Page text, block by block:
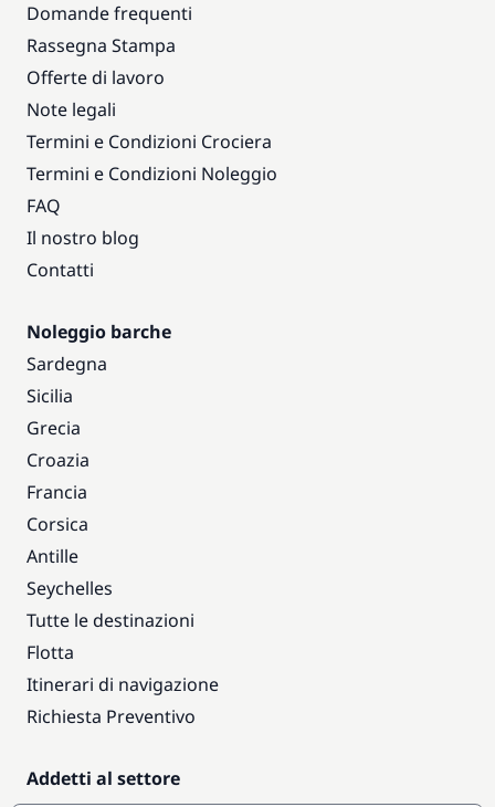
Domande frequenti
Rassegna Stampa
Offerte di lavoro
Note legali
Termini e Condizioni Crociera
Termini e Condizioni Noleggio
FAQ
Il nostro blog
Contatti
Noleggio barche
Sardegna
Sicilia
Grecia
Croazia
Francia
Corsica
Antille
Seychelles
Tutte le destinazioni
Flotta
Itinerari di navigazione
Richiesta Preventivo
Addetti al settore